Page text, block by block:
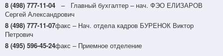
8 (498) 777-11-04 – Главный бухгалтер – нач. ФЭО ЕЛИЗАРОВ
Сергей Александрович
8 (498) 777-11-07факс – Нач. отдела кадров БУРЕНОК Виктор
Петрович
8 (495) 596-45-24факс – Приемное отделение